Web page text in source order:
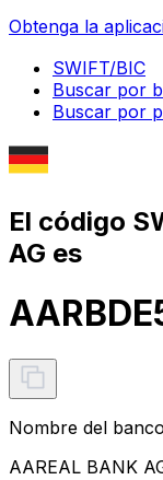
Obtenga la
SWIFT/BIC
Buscar por
Buscar por
El código
AG es
Nombre del banco
AAREAL BANK